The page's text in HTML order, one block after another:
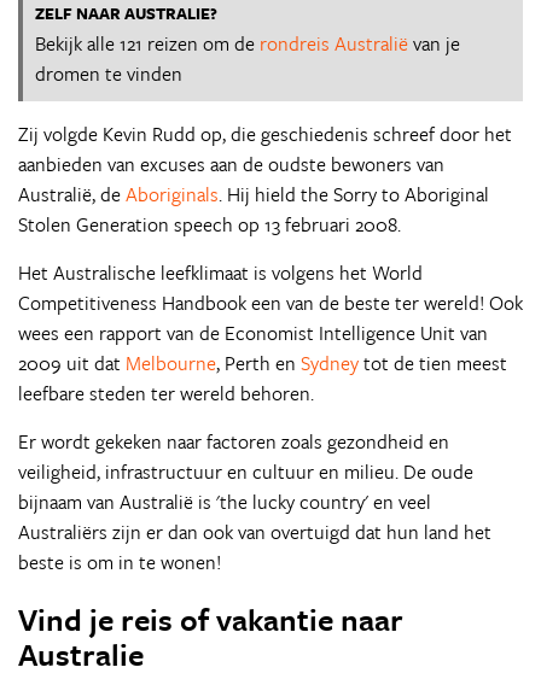
ZELF NAAR AUSTRALIE?
Bekijk alle 121 reizen om de rondreis Australiëvan je
dromen te vinden
Zij volgde Kevin Rudd op, die geschiedenis schreef door het
aanbieden van excuses aan de oudste bewoners van
Australië, deAboriginals. Hij hield the Sorry to Aboriginal
Stolen Generation speech op 13 februari 2008.
Het Australische leefklimaat is volgens het World
Competitiveness Handbook een van de beste ter wereld! Ook
wees een rapport van de Economist Intelligence Unit van
2009 uit dat Melbourne, Perth en Sydneytot de tien meest
leefbare steden ter wereld behoren.
Er wordt gekeken naar factoren zoals gezondheid en
veiligheid, infrastructuur en cultuur en milieu. De oude
bijnaam van Australië is 'the lucky country' en veel
Australiërs zijn er dan ook van overtuigd dat hun land het
beste is om in te wonen!
Vind je reis of vakantie naar
Australie